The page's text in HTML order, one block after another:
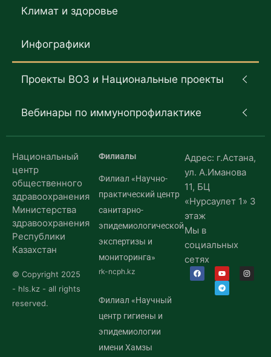
Климат и здоровье
Инфографики
Проекты ВОЗ и Национальные проекты
Вебинары по иммунопрофилактике
Национальный
центр
общественного
здравоохранения
Министерства
здравоохранения
Республики
Казахстан
© Copyright 2025
- hls.kz - all rights
reserved.
Филиалы
Филиал «Научно-
практический центр
санитарно-
эпидемиологической
экспертизы и
мониторинга»
rk-ncph.kz
Филиал «Научный
центр гигиены и
эпидемиологии
имени Хамзы
Адрес: г.Астана,
ул. А.Иманова
11, БЦ
«Нурсаулет 1» 3
этаж
Мы в
социальных
сетях